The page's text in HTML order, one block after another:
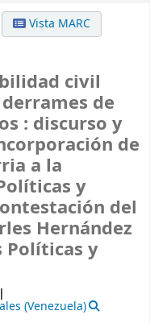
Vista MARC
civil
de
: discurso y
de
a la
y
del
Hernández
Políticas y
(Venezuela)